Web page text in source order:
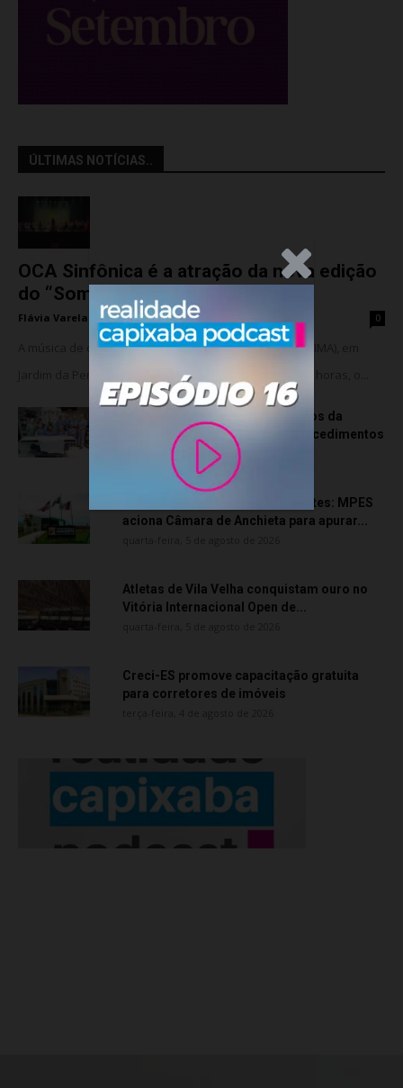
.Anúncio
ÚLTIMAS NOTÍCIAS..
OCA Sinfônica é a atração da nova edição
do “Som na...
Flávia Varela sexta-feira, 7 de agosto de 2026 0
A música de câmara vai ocupar o Instituto Marlin Azul (IMA), em
Jardim da Penha, nesta sexta-feira (07). A partir das 18 horas, o...
Rede hospitalar celebra seis anos da
cirurgia robótica com 1.845 procedimentos
quinta-feira, 6 de agosto de 2026
Transporte particular de pacientes: MPES
aciona Câmara de Anchieta para apurar...
Atletas de Vila Velha conquistam ouro no
Vitória Internacional Open de...
Creci-ES promove capacitação gratuita
para corretores de imóveis